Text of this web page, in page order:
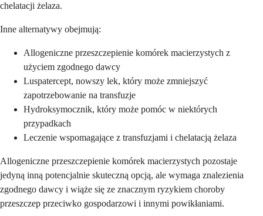
chelatacji żelaza.
Inne alternatywy obejmują:
Allogeniczne przeszczepienie komórek macierzystych z
użyciem zgodnego dawcy
Luspatercept, nowszy lek, który może zmniejszyć
zapotrzebowanie na transfuzje
Hydroksymocznik, który może pomóc w niektórych
przypadkach
Leczenie wspomagające z transfuzjami i chelatacją żelaza
Allogeniczne przeszczepienie komórek macierzystych pozostaje
jedyną inną potencjalnie skuteczną opcją, ale wymaga znalezienia
zgodnego dawcy i wiąże się ze znacznym ryzykiem choroby
przeszczep przeciwko gospodarzowi i innymi powikłaniami.